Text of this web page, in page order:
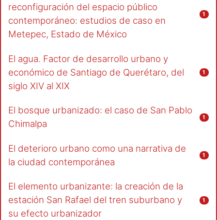
reconfiguración del espacio público
contemporáneo: estudios de caso en
Metepec, Estado de México
1
El agua. Factor de desarrollo urbano y
económico de Santiago de Querétaro, del
siglo XIV al XIX
1
El bosque urbanizado: el caso de San Pablo
Chimalpa
1
El deterioro urbano como una narrativa de
la ciudad contemporánea
1
El elemento urbanizante: la creación de la
estación San Rafael del tren suburbano y
su efecto urbanizador
1